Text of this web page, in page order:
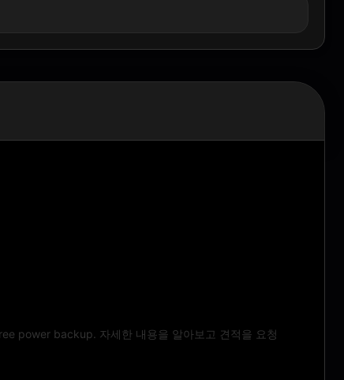
power backup. 자세한 내용을 알아보고 견적을 요청